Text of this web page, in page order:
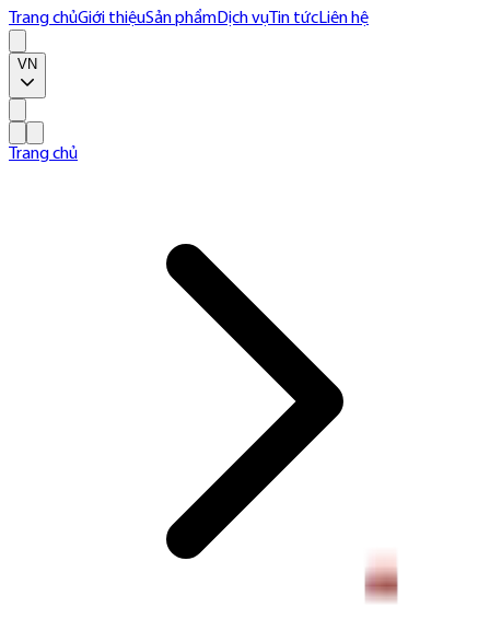
Trang chủGiới thiệuSản phẩmDịch vụ Tin tứcLiên hệ
VN
Trang chủ